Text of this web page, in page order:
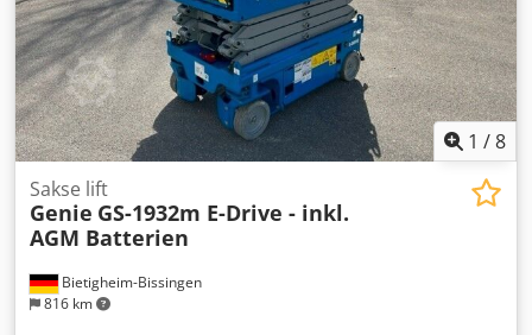
1 /8
Bietigheim-Bissingen
816 km
Sakse lift
Genie GS-1932m E-Drive - inkl.
AGM Batterien